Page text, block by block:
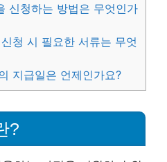
신청하는 방법은 무엇인가
청 시 필요한 서류는 무엇
지급일은 언제인가요?
?